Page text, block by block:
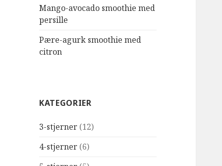
Mango-avocado smoothie med
persille
Pære-agurk smoothie med
citron
KATEGORIER
3-stjerner (12)
4-stjerner (6)